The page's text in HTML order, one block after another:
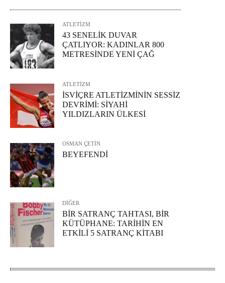
ATLETİZM
43 SENELİK DUVAR
ÇATLIYOR: KADINLAR 800
METRESİNDE YENİ ÇAĞ
ATLETİZM
İSVİÇRE ATLETİZMİNİN SESSİZ
DEVRİMİ: SİYAHİ
YILDIZLARIN ÜLKESİ
OSMAN ÇETİN
BEYEFENDİ
DİĞER
BİR SATRANÇ TAHTASI, BİR
KÜTÜPHANE: TARİHİN EN
ETKİLİ 5 SATRANÇ KİTABI